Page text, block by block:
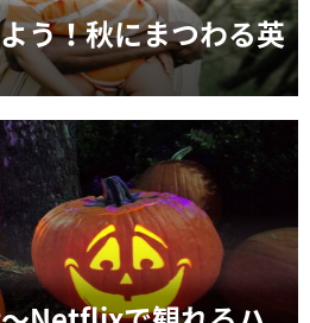
う！秋にまつわる英